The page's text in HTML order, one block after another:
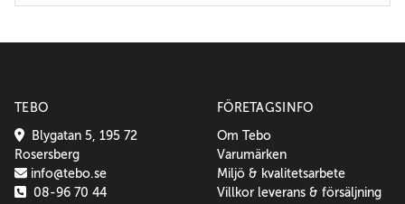
TEBO
Blygatan 5, 195 72
Rosersberg
info@tebo.se
08-96 70 44
FÖRETAGSINFO
Om Tebo
Varumärken
Miljö & kvalitetsarbete
Villkor leverans & försäljning